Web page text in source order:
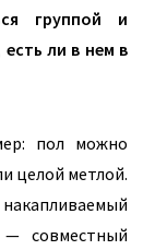
группой и
ли в нем в
пол можно
целой метлой.
— совместный